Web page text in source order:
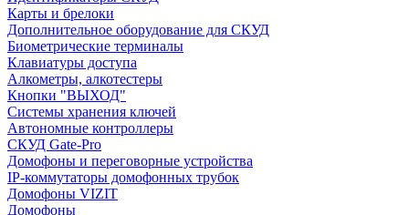
Карты и брелоки
Дополнительное оборудование для СКУД
Биометрические терминалы
Клавиатуры доступа
Алкометры, алкотестеры
Кнопки "ВЫХОД"
Системы хранения ключей
Автономные контроллеры
СКУД Gate-Pro
Домофоны и переговорные устройства
IP-коммутаторы домофонных трубок
Домофоны VIZIT
Домофоны